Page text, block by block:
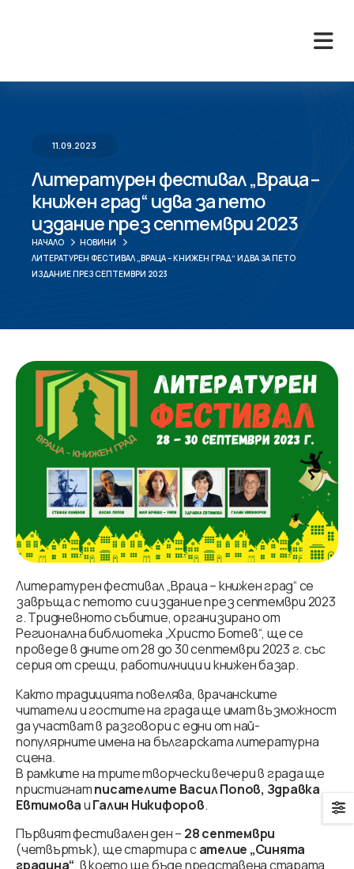
11.09.2023
Литературен фестивал „Враца –
книжен град“ идва за пето
издание през септември 2023
НАЧАЛО
НОВИНИ
ЛИТЕРАТУРЕН ФЕСТИВАЛ „ВРАЦА – КНИЖЕН ГРАД“ ИДВА ЗА ПЕТО
ИЗДАНИЕ ПРЕЗ СЕПТЕМВРИ 2023
Литературен фестивал „Враца – книжен град“ се
завръща с петото си издание през септември 2023
г. Тридневното събитие, организирано от
Регионална библиотека „Христо Ботев“, ще се
проведе в дните от 28 до 30 септември 2023 г. със
серия от срещи, работилници и книжен базар.
Както традицията повелява, врачанските
читатели и гостите на града ще имат възможност
да участват в разговори с едни от най-
популярните имена на българската литературна
сцена.
В рамките на трите творчески вечери в града ще
пристигнатписателите Васил Попов, Здравка
ЕвтимоваиГалин Никифоров.
Първият фестивален ден – 28 септември
(четвъртък), ще стартира сателие „Синята
градина“, в което ще бъде представена старата